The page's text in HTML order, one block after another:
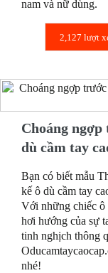
nam và nữ dùng.
2,127 lượt
Choáng
dù cầm tay
Bạn có biết mẫu
kế ô dù cầm tay
Với những chiếc ô
hơi hướng của sự
tinh nghịch thông
nhé!